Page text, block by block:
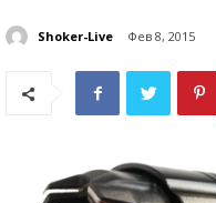
Shoker-Live Фев 8, 2015